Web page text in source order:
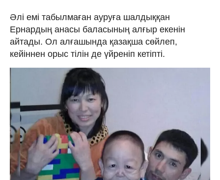
Әлі емі табылмаған ауруға шалдыққан
Ернардың анасы баласының алғыр екенін
айтады. Ол алғашында қазақша сөйлеп,
кейіннен орыс тілін де үйреніп кетіпті.